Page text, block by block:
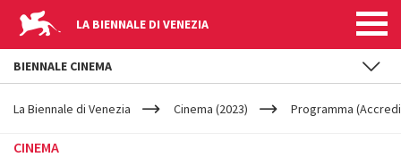
LA BIENNALE DI VENEZIA
YOUR
ARE
La Biennale di Venezia Cinema (2023) Programma
CINEMA
BIENNALE CINEMA